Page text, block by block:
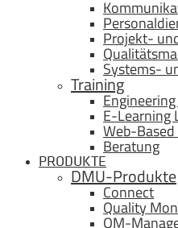
Projekt-
Systems-
Training
E-Learning
Web-
Beratung
PRODUKTE
DMU-Produkte
Connect
Quality
QM-